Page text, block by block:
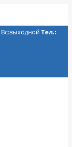
Вс:выходнойТел.: